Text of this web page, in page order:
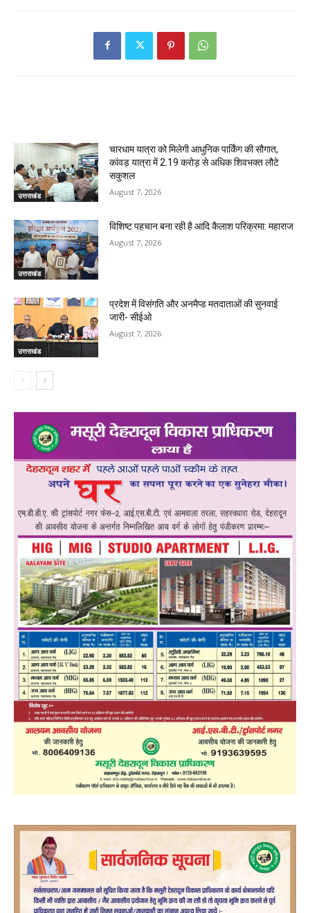
उत्तराखंड
चारधाम यात्रा को मिलेगी आधुनिक पार्किंग की सौगात,
कांवड़ यात्रा में 2.19 करोड़ से अधिक शिवभक्त लौटे
सकुशल
August 7, 2026
उत्तराखंड
विशिष्ट पहचान बना रही है आदि कैलाश परिक्रमा: महाराज
August 7, 2026
उत्तराखंड
प्रदेश में विसंगति और अनमैप्ड मतदाताओं की सुनवाई
जारी- सीईओ
August 7, 2026